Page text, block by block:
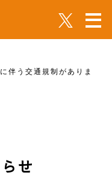
伴う交通規制がありま
せ